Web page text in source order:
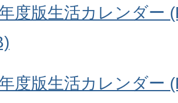
度版生活カレンダー
度版生活カレンダー